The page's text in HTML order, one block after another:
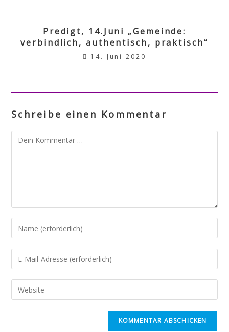
Predigt, 14.Juni „Gemeinde:
verbindlich, authentisch, praktisch“
14. Juni 2020
Schreibe einen Kommentar